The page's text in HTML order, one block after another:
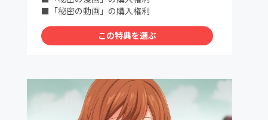
■「秘密の動画」の購入権利
この特典を選ぶ